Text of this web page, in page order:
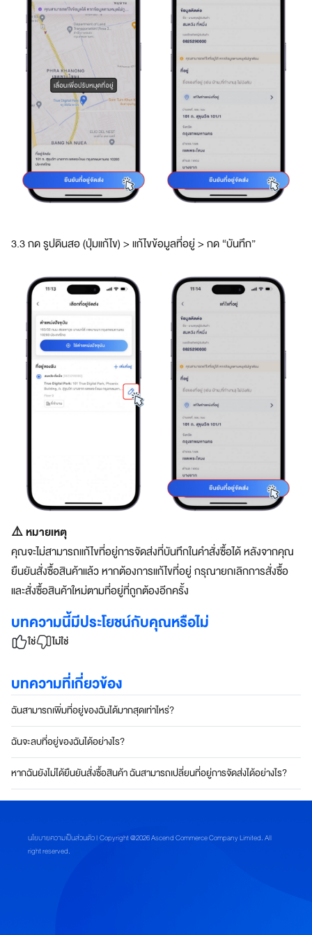
3.3 กด รูปดินสอ (ปุ่มแก้ไข) > แก้ไขข้อมูลที่อยู่ > กด “บันทึก”
⚠️ หมายเหตุ
คุณจะไม่สามารถแก้ไขที่อยู่การจัดส่งที่บันทึกในคำสั่งซื้อได้ หลังจากคุณ
ยืนยันสั่งซื้อสินค้าแล้ว หากต้องการแก้ไขที่อยู่ กรุณายกเลิกการสั่งซื้อ
และสั่งซื้อสินค้าใหม่ตามที่อยู่ที่ถูกต้องอีกครั้ง
บทความนี้มีประโยชน์กับคุณหรือไม่
ใช่ ไม่ใช่
บทความที่เกี่ยวข้อง
ฉันสามารถเพิ่มที่อยู่ของฉันได้มากสุดเท่าไหร่?
ฉันจะลบที่อยู่ของฉันได้อย่างไร?
หากฉันยังไม่ได้ยืนยันสั่งซื้อสินค้า ฉันสามารถเปลี่ยนที่อยู่การจัดส่งได้อย่างไร?
นโยบายความเป็นส่วนตัว| Copyright @2026 Ascend Commerce Company Limited. All
right reserved.